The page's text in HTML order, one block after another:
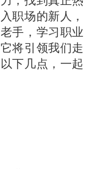
职场的新人，
手，学习职业
将引领我们走
下几点，一起